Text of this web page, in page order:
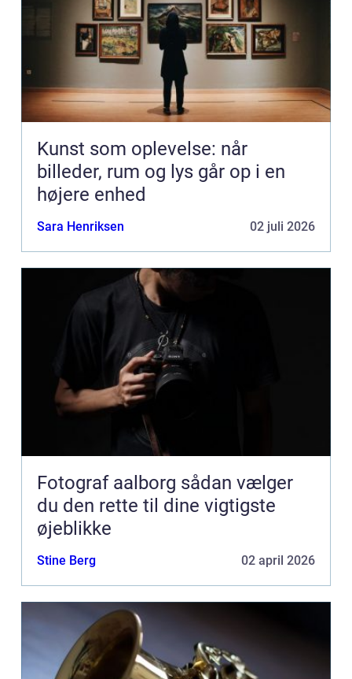
Kunst som oplevelse: når
billeder, rum og lys går op i en
højere enhed
Sara Henriksen 02 juli 2026
Fotograf aalborg sådan vælger
du den rette til dine vigtigste
øjeblikke
Stine Berg 02 april 2026